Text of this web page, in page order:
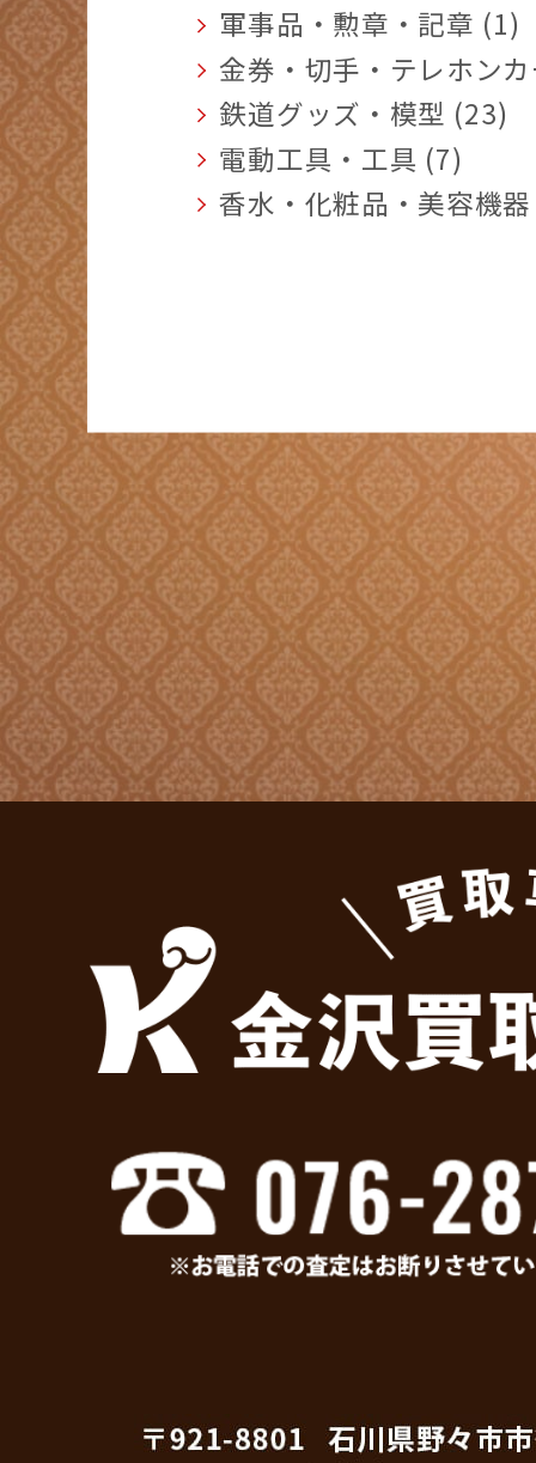
軍事品・勲章・記章 (1)
金券・切手・テレホン
鉄道グッズ・模型 (23)
電動工具・工具 (7)
香水・化粧品・美容機